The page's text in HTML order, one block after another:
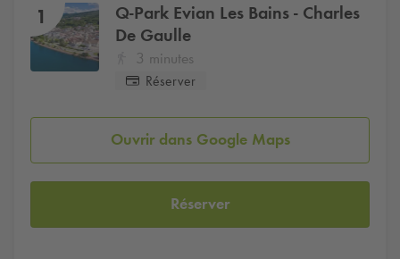
1 Q-Park Evian Les Bains - Charles
De Gaulle
3 minutes
Réserver
Ouvrir dans Google Maps
Réserver